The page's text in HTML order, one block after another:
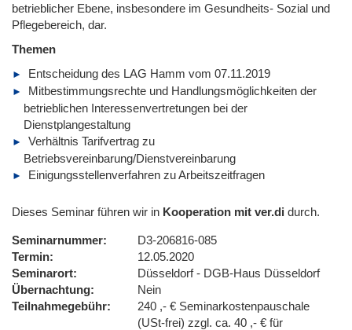
betrieblicher Ebene, insbesondere im Gesundheits- Sozial und
Pflegebereich, dar.
Themen
Entscheidung des LAG Hamm vom 07.11.2019
Mitbestimmungsrechte und Handlungsmöglichkeiten der
betrieblichen Interessenvertretungen bei der
Dienstplangestaltung
Verhältnis Tarifvertrag zu
Betriebsvereinbarung/Dienstvereinbarung
Einigungsstellenverfahren zu Arbeitszeitfragen
Dieses Seminar führen wir in Kooperation mit ver.di durch.
Seminarnummer
D3-206816-085
Termin
12.05.2020
Seminarort
Düsseldorf - DGB-Haus Düsseldorf
Übernachtung
Nein
Teilnahmegebühr
240 ,- € Seminarkostenpauschale
(USt-frei) zzgl. ca. 40 ,- € für